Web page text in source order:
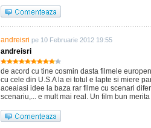
andreisri pe 10 Februarie 2012 19:55
andreisri
de acord cu tine cosmin dasta filmele
cu cele din U.S.A la ei totul e lapte si miere
aceaiasi idee la baza rar filme cu scenari
scenariu,... e mult mai real. Un film bun